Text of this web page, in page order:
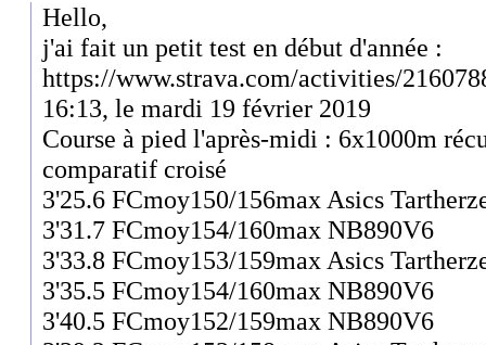
Hello,
j'ai fait un petit test en début d'année :
https://www.strava.com/activities/
16:13, le mardi 19 février 2019
Course à pied l'après-midi : 6x1000m
comparatif croisé
3'25.6 FCmoy150/156max Asics
3'31.7 FCmoy154/160max NB890V6
3'33.8 FCmoy153/159max Asics
3'35.5 FCmoy154/160max NB890V6
3'40.5 FCmoy152/159max NB890V6